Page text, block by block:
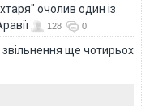
очолив один із
128 0
ще чотирьох